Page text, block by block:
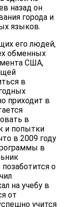
назад он
города и
языков.
его людей,
обменных
США,
в
приходит в
в
и попытки
в 2009 году
в
о
на учебу в
от
учится